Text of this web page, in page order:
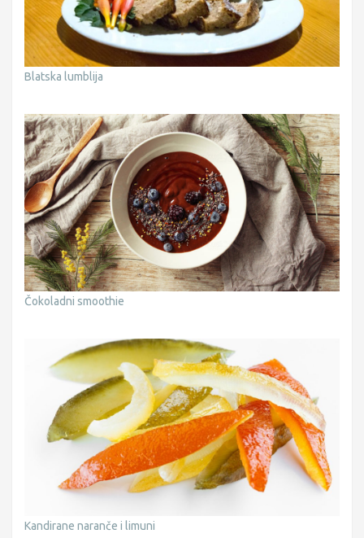
Blatska lumblija
Čokoladni smoothie
Kandirane naranče i limuni